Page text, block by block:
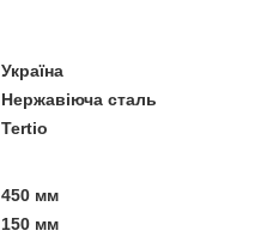
Україна
Нержавіюча сталь
Tertio
450 мм
150 мм